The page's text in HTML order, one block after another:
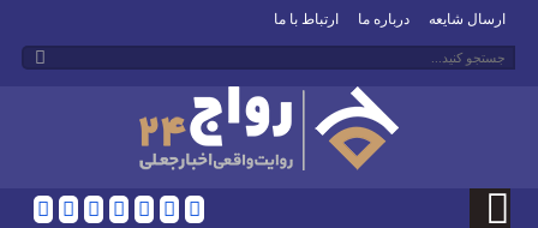
ارسال شایعه درباره ما ارتباط با ما